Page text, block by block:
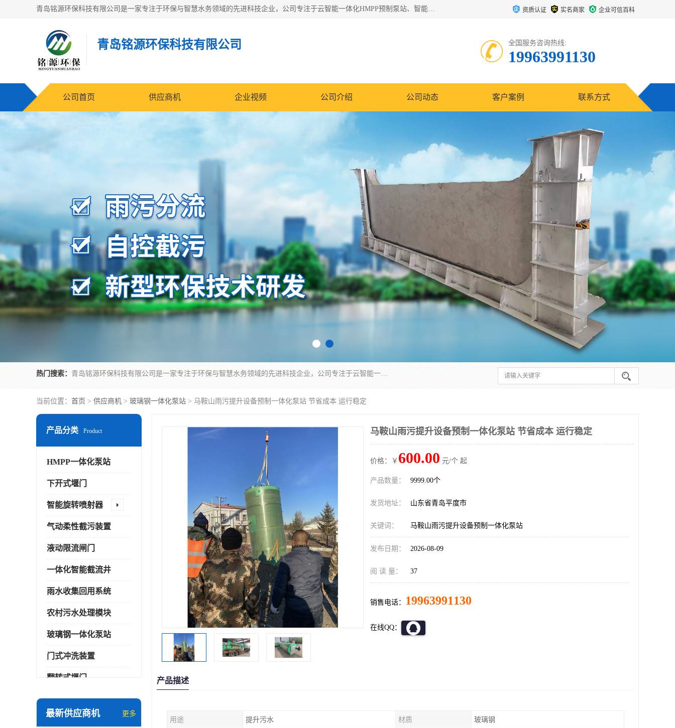
青岛铭源环保科技有限公司是一家专注于环保与智慧水务领域的先进科技企业，公司专注于云智能一体化HMPP预制泵站、智能截流井设备、调蓄池雨洪管理设备、水务循环利用、云智慧水务开发及新型环保技术研发等领域。 资质认证 实名商家 企业可信百科
青岛铭源环保科技有限公司 全国服务咨询热线:
19963991130
公司首页 供应商机 企业视频 公司介绍 公司动态 客户案例 联系方式
热门搜索： 青岛铭源环保科技有限公司是一家专注于环保与智慧水务领域的先进科技企业，公司专注于云智能一体化HMPP预制泵站、智能截流井设备、调蓄池雨洪管理设备、水务循环利用、云智慧水务开发及新型环保技术研发等领域。
当前位置： 首页 > 供应商机 > 玻璃钢一体化泵站 > 马鞍山雨污提升设备预制一体化泵站 节省成本 运行稳定
产品分类 Product
HMPP一体化泵站
下开式堰门
智能旋转喷射器
气动柔性截污装置
液动限流闸门
一体化智能截流井
雨水收集回用系统
农村污水处理模块
玻璃钢一体化泵站
门式冲洗装置
翻转式堰门
智能一体化雨水泵站
最新供应商机 更多
马鞍山雨污提升设备预制一体化泵站 节省成本 运行稳定
价格：￥ 600.00 元/个 起
产品数量： 9999.00个
发货地址： 山东省青岛平度市
关键词： 马鞍山雨污提升设备预制一体化泵站
发布日期： 2026-08-09
阅 读 量： 37
销售电话： 19963991130
在线QQ：
产品描述
用途 提升污水 材质 玻璃钢